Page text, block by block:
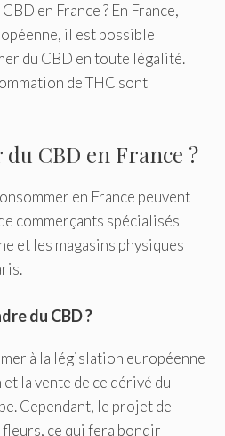
en France ? En France,
il est possible
du CBD en toute légalité.
de THC sont
CBD en France ?
en France peuvent
commerçants spécialisés
et les magasins physiques
du CBD ?
à la législation européenne
la vente de ce dérivé du
Cependant, le projet de
ce qui fera bondir